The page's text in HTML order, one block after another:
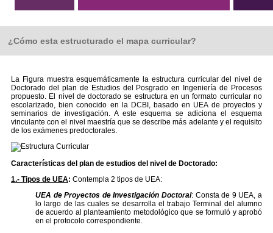
¿Cómo esta estructurado el mapa curricular?
La Figura muestra esquemáticamente la estructura curricular del nivel de
Doctorado del plan de Estudios del Posgrado en Ingeniería de Procesos
propuesto. El nivel de doctorado se estructura en un formato curricular no
escolarizado, bien conocido en la DCBI, basado en UEA de proyectos y
seminarios de investigación. A este esquema se adiciona el esquema
vinculante con el nivel maestría que se describe más adelante y el requisito
de los exámenes predoctorales.
Características del plan de estudios del nivel de Doctorado:
1.- Tipos de UEA: Contempla 2 tipos de UEA:
UEA de Proyectos de Investigación Doctoral: Consta de 9 UEA, a
lo largo de las cuales se desarrolla el trabajo Terminal del alumno
de acuerdo al planteamiento metodológico que se formuló y aprobó
en el protocolo correspondiente.